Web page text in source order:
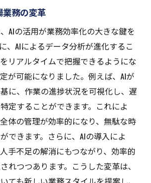
業務の変革
AIの活用が業務効率化の大きな鍵を
、AIによるデータ分析が進化するこ
リアルタイムで把握できるようにな
が可能になりました。例えば、AIが
に、作業の進捗状況を可視化し、遅
定することができます。これによ
体の管理が効率的になり、無駄な時
できます。さらに、AIの導入によ
手不足の解消にもつながり、効率的
れつつあります。こうした変革は、